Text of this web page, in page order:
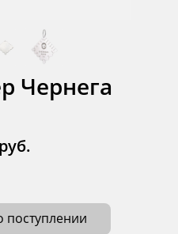
Чернега
поступлении